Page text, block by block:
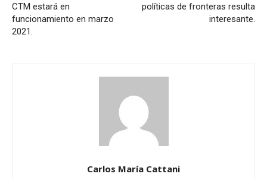
CTM estará en
funcionamiento en marzo
2021.
políticas de fronteras resulta
interesante.
Carlos María Cattani